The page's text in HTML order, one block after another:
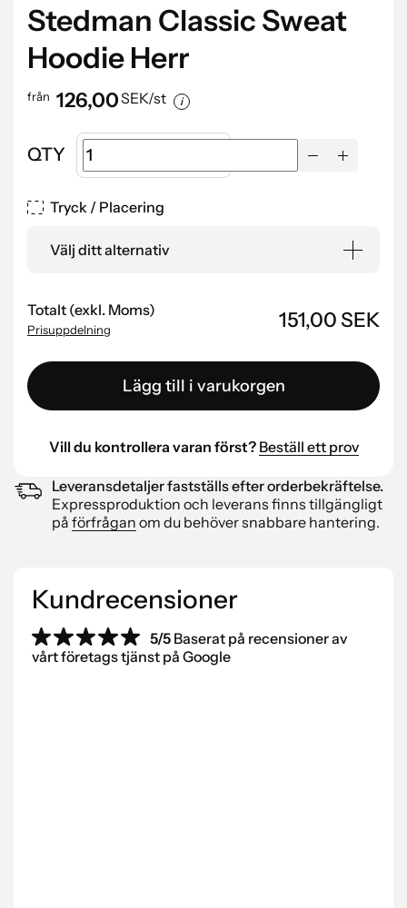
Stedman Classic Sweat
Hoodie Herr
från 126,00SEK/st
QTY
Tryck / Placering
Välj ditt alternativ
Totalt (exkl. Moms)
Prisuppdelning 151,00 SEK
Lägg till i varukorgen
Vill du kontrollera varan först? Beställ ett prov
Leveransdetaljer fastställs efter orderbekräftelse.
Expressproduktion och leverans finns tillgängligt
på förfrågan om du behöver snabbare hantering.
Kundrecensioner
5/5 Baserat på recensioner av
vårt företags tjänst på Google